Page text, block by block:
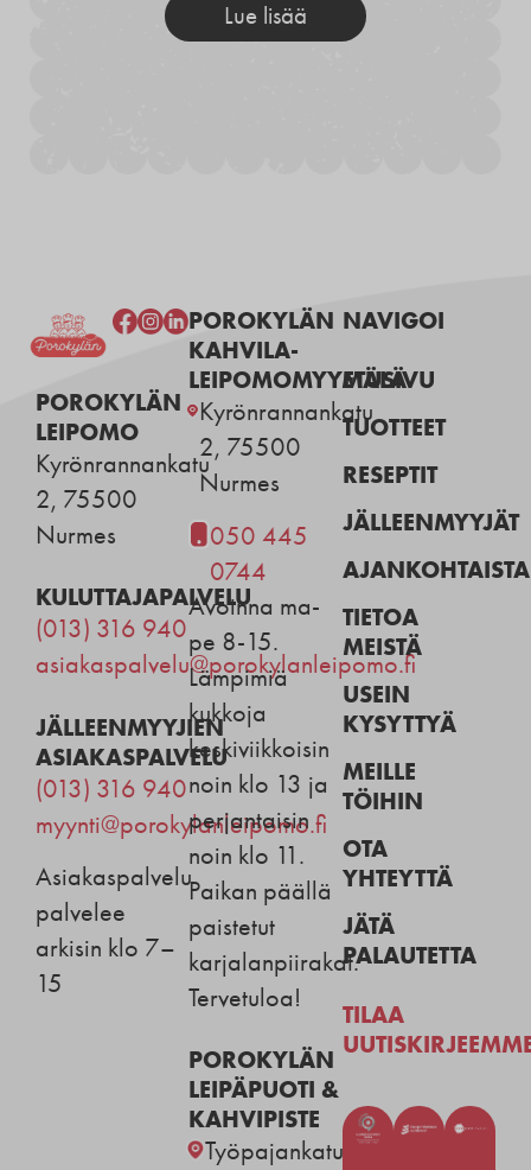
Lue lisää
POROKYLÄN
LEIPOMO
Kyrönrannankatu
2, 75500
Nurmes
KULUTTAJAPALVELU
(013) 316 940
asiakaspalvelu@porokylanleipomo.fi
JÄLLEENMYYJIEN
ASIAKASPALVELU
(013) 316 940
myynti@porokylanleipomo.fi
Asiakaspalvelu
palvelee
arkisin klo 7–
15
POROKYLÄN
KAHVILA-
LEIPOMOMYYMÄLÄ
Kyrönrannankatu
2, 75500
Nurmes
050 445
0744
Avoinna ma-
pe 8-15.
Lämpimiä
kukkoja
keskiviikkoisin
noin klo 13 ja
perjantaisin
noin klo 11.
Paikan päällä
paistetut
karjalanpiirakat.
Tervetuloa!
POROKYLÄN
LEIPÄPUOTI &
KAHVIPISTE
Työpajankatu
NAVIGOI
ETUSIVU
TUOTTEET
RESEPTIT
JÄLLEENMYYJÄT
AJANKOHTAISTA
TIETOA
MEISTÄ
USEIN
KYSYTTYÄ
MEILLE
TÖIHIN
OTA
YHTEYTTÄ
JÄTÄ
PALAUTETTA
TILAA